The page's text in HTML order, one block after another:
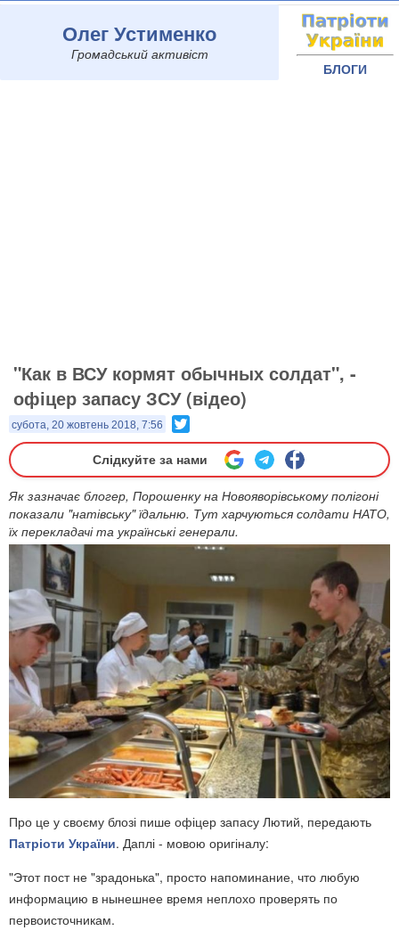
Олег Устименко
Громадський активіст
БЛОГИ
"Как в ВСУ кормят обычных солдат", -
офіцер запасу ЗСУ (відео)
субота, 20 жовтень 2018, 7:56
Слідкуйте за нами
Як зазначає блогер, Порошенку на Новояворівському полігоні
показали "натівську" їдальню. Тут харчуються солдати НАТО,
їх перекладачі та українські генерали.
Про це у своєму блозі пише офіцер запасу Лютий, передають
Патріоти України. Даплі - мовою оригіналу:
"Этот пост не "зрадонька", просто напоминание, что любую
информацию в нынешнее время неплохо проверять по
первоисточникам.